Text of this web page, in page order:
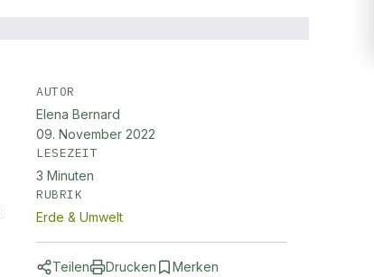
AUTOR
Elena Bernard
09. November 2022
LESEZEIT
3 Minuten
RUBRIK
Erde & Umwelt
Teilen Drucken Merken